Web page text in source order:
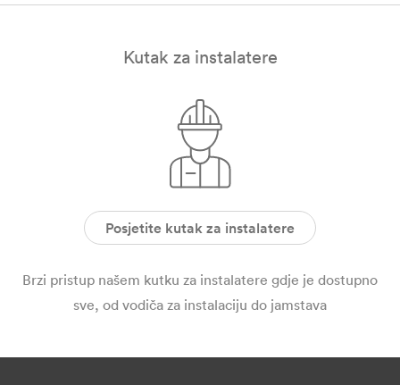
Kutak za instalatere
Posjetite kutak za instalatere
Brzi pristup našem kutku za instalatere gdje je dostupno
sve, od vodiča za instalaciju do jamstava